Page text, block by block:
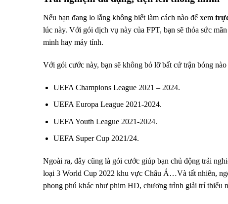
Nếu bạn đang lo lắng không biết làm cách nào để xem
lúc này. Với gói dịch vụ này của FPT, bạn sẽ thỏa sức
minh hay máy tính.
Với gói cước này, bạn sẽ không bỏ lỡ bất cứ trận bóng
UEFA Champions League 2021 – 2024.
UEFA Europa League 2021-2024.
UEFA Youth League 2021-2024.
UEFA Super Cup 2021/24.
Ngoài ra, đây cũng là gói cước giúp bạn chủ động trải
loại 3 World Cup 2022 khu vực Châu Á…Và tất nhiên,
phong phú khác như phim HD, chương trình giải trí thiếu